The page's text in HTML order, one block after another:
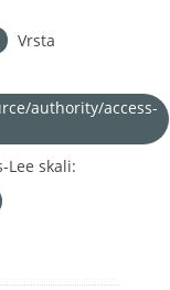
Vrsta
authority/access-
Lee skali: